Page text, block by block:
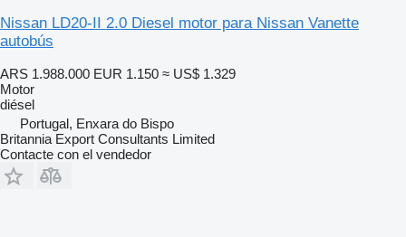
Nissan LD20-II 2.0 Diesel motor para Nissan Vanette
autobús
ARS 1.988.000 EUR 1.150 ≈ US$ 1.329
Motor
diésel
Portugal, Enxara do Bispo
Britannia Export Consultants Limited
Contacte con el vendedor